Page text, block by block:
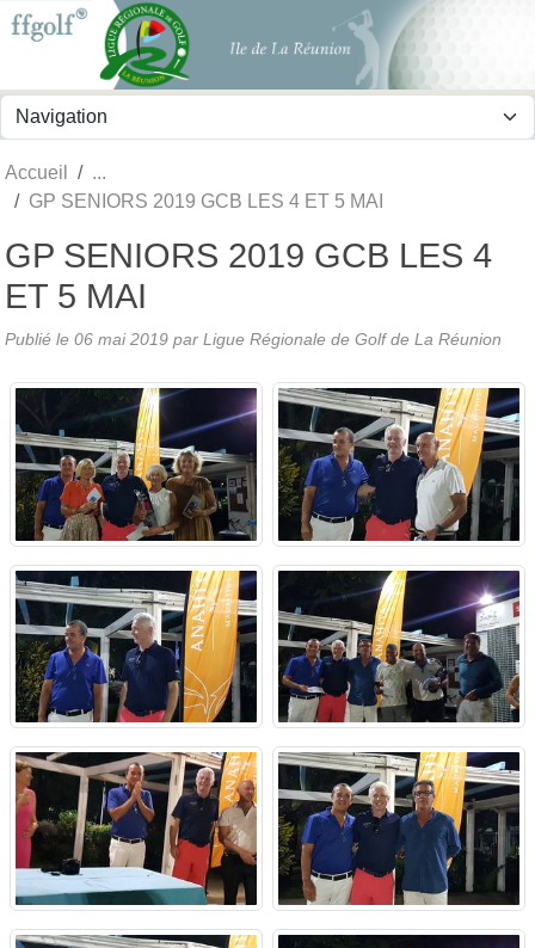
Accueil
GP SENIORS 2019 GCB LES 4 ET 5 MAI
GP SENIORS 2019 GCB LES 4
ET 5 MAI
Publié le 06 mai 2019 par Ligue Régionale de Golf de La Réunion
Panneau de gestion des cookies